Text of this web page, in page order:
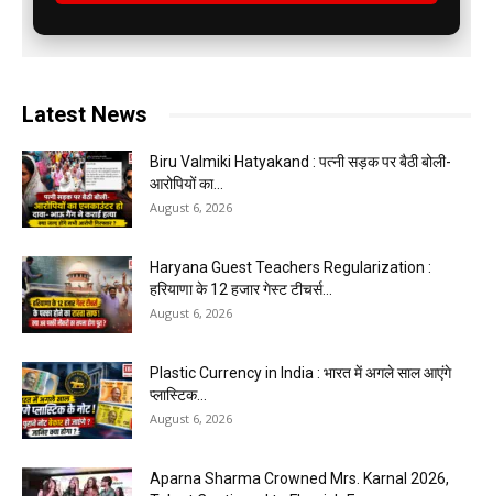
Latest News
Biru Valmiki Hatyakand : पत्नी सड़क पर बैठी बोली-
आरोपियों का...
August 6, 2026
Haryana Guest Teachers Regularization :
हरियाणा के 12 हजार गेस्ट टीचर्स...
August 6, 2026
Plastic Currency in India : भारत में अगले साल आएंगे
प्लास्टिक...
August 6, 2026
Aparna Sharma Crowned Mrs. Karnal 2026,